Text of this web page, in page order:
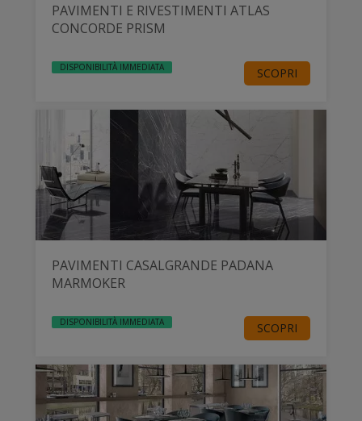
PAVIMENTI E RIVESTIMENTI ATLAS
CONCORDE PRISM
DISPONIBILITÀ IMMEDIATA SCOPRI
PAVIMENTI CASALGRANDE PADANA
MARMOKER
DISPONIBILITÀ IMMEDIATA SCOPRI